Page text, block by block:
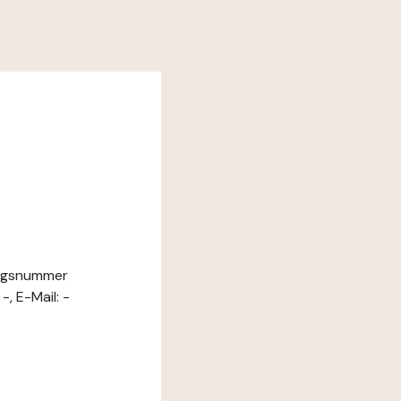
, E-Mail: -